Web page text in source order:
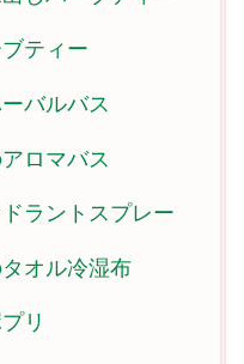
ティー
バルバス
ロマバス
ラントスプレー
タオル冷湿布
リ